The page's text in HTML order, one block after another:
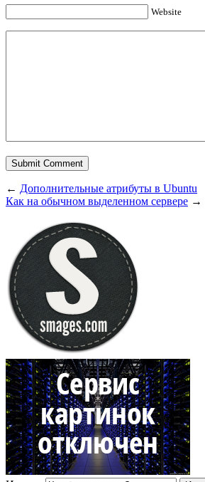
Website
← Дополнительные атрибуты в Ubuntu
Как на обычном выделенном сервере →